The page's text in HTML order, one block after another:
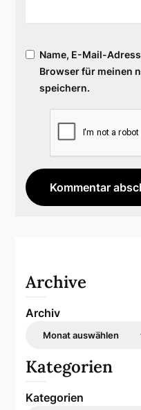
Name, E-Mail-
Browser für meinen
speichern.
Archive
Archiv
Kategorien
Kategorien